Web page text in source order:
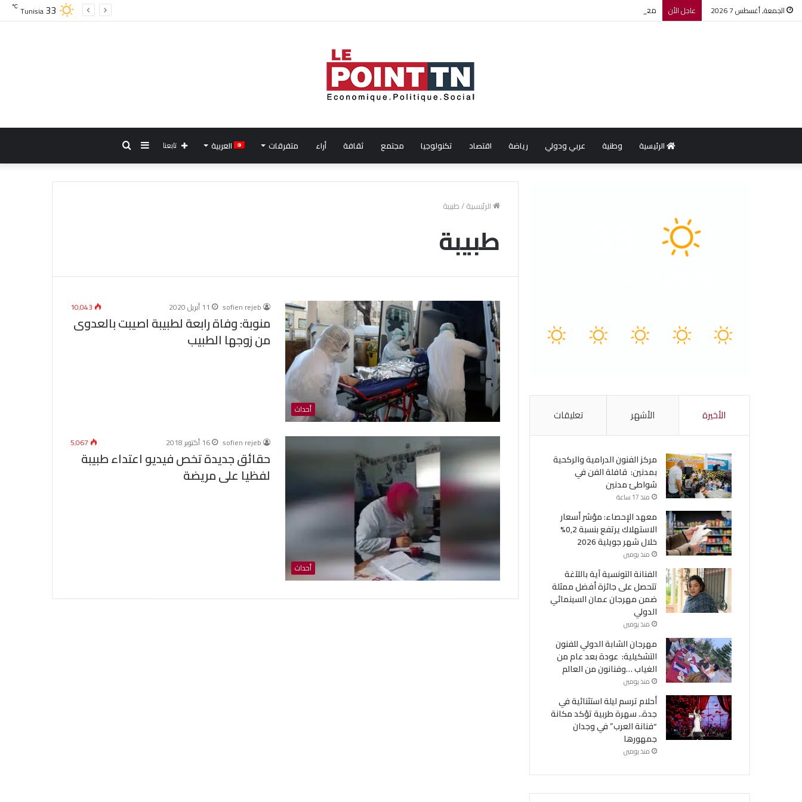
الجمعة, أغسطس 7 2026 عاجل الأن معهد الإحصاء: مؤشر أسعار الاستهلاك يرتفع بنسبة 0,2% خلال شهر جويلية 2026 Tunisia33
℃
الرئيسية وطنية عربي ودولي رياضة اقتصاد تكنولوجيا مجتمع ثقافة أراء متفرقات العربية
بحث
عن
إضافة
عمود
تابعنا
الرئيسية/طبيبة
طبيبة
أحداث
sofien rejeb 11 أبريل 2020 10٬043
منوبة: وفاة رابعة لطبيبة اصيبت بالعدوى
من زوجها الطبيب
أحداث
sofien rejeb 16 أكتوبر 2018 5٬067
حقائق جديدة تخص فيديو اعتداء طبيبة
لفظيا على مريضة
الأخيرة الأشهر تعليقات
مركز الفنون الدرامية والركحية
بمدنين: قافلة الفن في
شواطئ مدنين
منذ 17 ساعة
معهد الإحصاء: مؤشر أسعار
الاستهلاك يرتفع بنسبة 0,2%
خلال شهر جويلية 2026
منذ يومين
الفنانة التونسية آية باللآغة
تتحصل على جائزة أفضل ممثلة
ضمن مهرجان عمان السينمائي
الدولي
منذ يومين
مهرجان الشابة الدولي للفنون
التشكيلية: عودة بعد عام من
الغياب …وفنانون من العالم
منذ يومين
أحلام ترسم ليلة استثنائية في
جدة.. سهرة طربية تؤكد مكانة
“فنانة العرب” في وجدان
جمهورها
منذ يومين